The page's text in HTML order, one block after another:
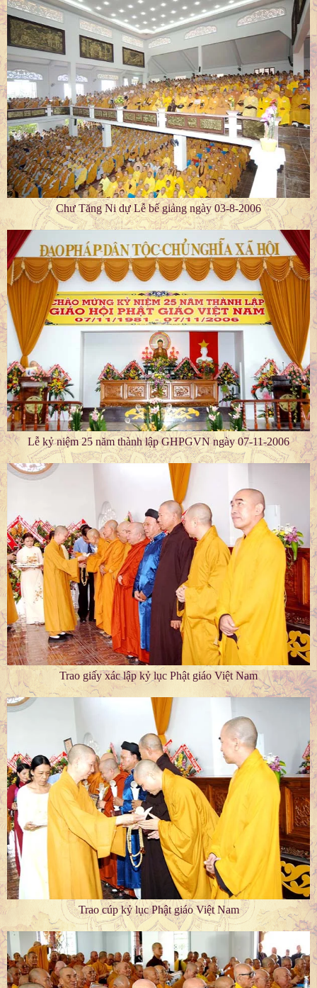
Chư Tăng Ni dự Lễ bế giảng ngày 03-8-2006
Lễ kỷ niệm 25 năm thành lập GHPGVN ngày 07-11-2006
Trao giấy xác lập kỷ lục Phật giáo Việt Nam
Trao cúp kỷ lục Phật giáo Việt Nam